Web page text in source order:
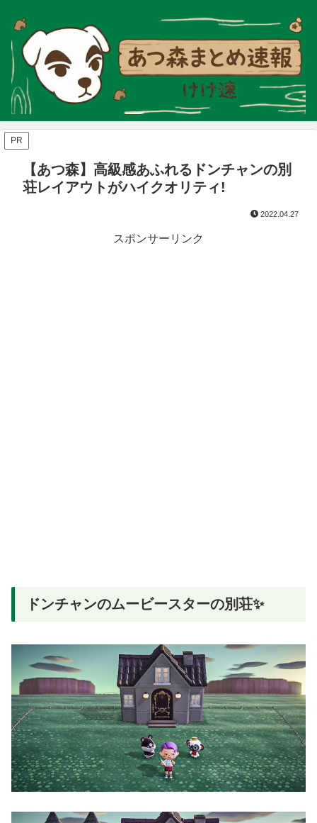
PR
【あつ森】高級感あふれるドンチャンの別
荘レイアウトがハイクオリティ!
2022.04.27
スポンサーリンク
ドンチャンのムービースターの別荘✨